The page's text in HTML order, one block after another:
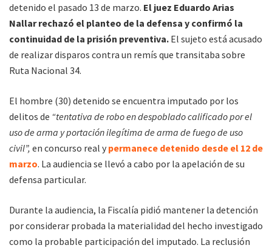
detenido el pasado 13 de marzo. El juez Eduardo Arias
Nallarrechazó el planteo de la defensa y confirmó la
continuidad de la prisión preventiva. El sujeto está acusado
de realizar disparos contra un remís que transitaba sobre
Ruta Nacional 34.
El hombre (30) detenido se encuentra imputado por los
delitos de “tentativa de robo en despoblado calificado por el
uso de arma y portación ilegítima de arma de fuego de uso
civil”, en concurso real y permanece detenido desde el 12 de
marzo. La audiencia se llevó a cabo por la apelación de su
defensa particular.
Durante la audiencia, la Fiscalía pidió mantener la detención
por considerar probada la materialidad del hecho investigado
como la probable participación del imputado. La reclusión